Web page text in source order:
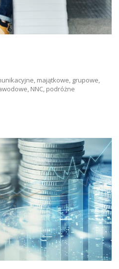
majątkowe, grupowe,
NNC, podróżne